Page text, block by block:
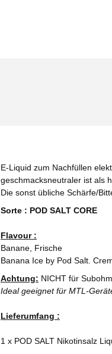
E-Liquid zum Nachfüllen
geschmacksneutraler ist als
Die sonst übliche Schärfe/
Sorte : POD SALT CORE
Flavour :
Banane, Frische
Banana Ice by Pod Salt.
Achtung: NICHT für
Ideal geeignet für MTL-
Lieferumfang :
1 x POD SALT Nikotinsalz